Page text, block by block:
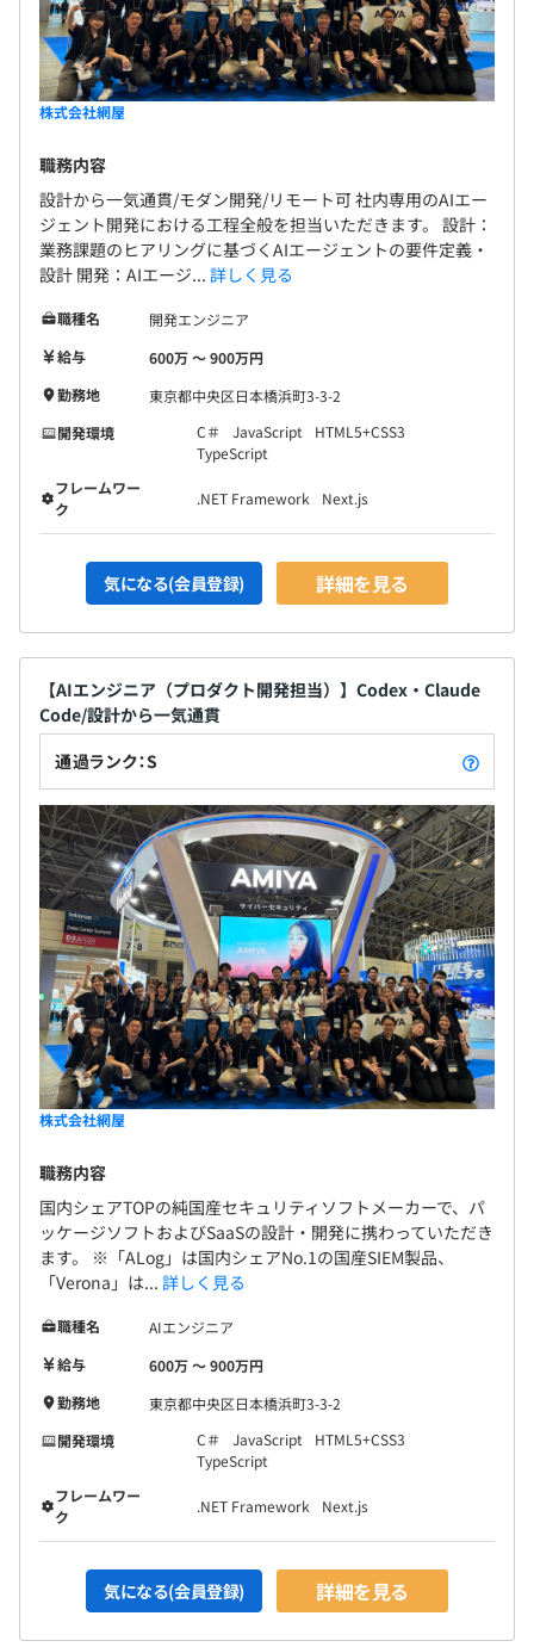
株式会社網屋
職務内容
設計から一気通貫/モダン開発/リモート可 社内専用のAIエー
ジェント開発における工程全般を担当いただきます。 設計：
業務課題のヒアリングに基づくAIエージェントの要件定義・
設計 開発：AIエージ... 詳しく見る
職種名
開発エンジニア
給与
600万 〜 900万円
勤務地
東京都中央区日本橋浜町3-3-2
開発環境
C＃ JavaScript
HTML5+CSS3
TypeScript
フレームワー
ク
.NET Framework Next.js
気になる(会員登録) 詳細を見る
【AIエンジニア（プロダクト開発担当）】Codex・Claude
Code/設計から一気通貫
通過ランク：S
株式会社網屋
職務内容
国内シェアTOPの純国産セキュリティソフトメーカーで、パ
ッケージソフトおよびSaaSの設計・開発に携わっていただき
ます。 ※「ALog」は国内シェアNo.1の国産SIEM製品、
「Verona」は... 詳しく見る
職種名
AIエンジニア
給与
600万 〜 900万円
勤務地
東京都中央区日本橋浜町3-3-2
開発環境
C＃ JavaScript
HTML5+CSS3
TypeScript
フレームワー
ク
.NET Framework Next.js
気になる(会員登録) 詳細を見る